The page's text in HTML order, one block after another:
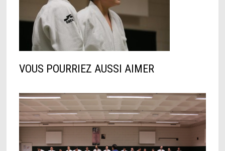
VOUS POURRIEZ AUSSI AIMER